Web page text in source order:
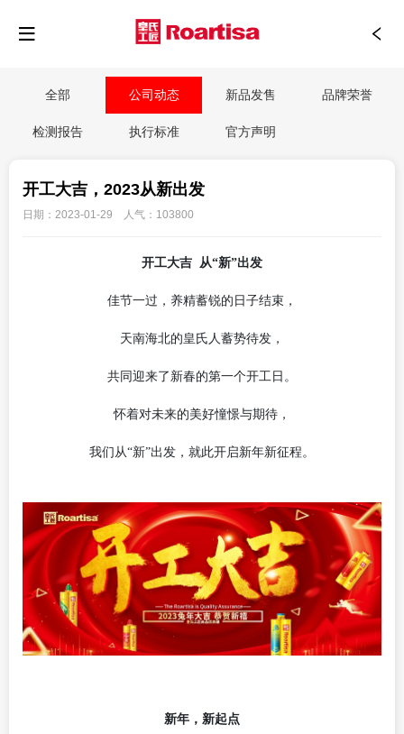
全部 公司动态 新品发售 品牌荣誉
检测报告 执行标准 官方声明
开工大吉，2023从新出发
日期：2023-01-29 人气：103800
开工大吉 从“新”出发
佳节一过，养精蓄锐的日子结束，
天南海北的皇氏人蓄势待发，
共同迎来了新春的第一个开工日。
怀着对未来的美好憧憬与期待 ，
我们 从“新”出发， 就此开启新年新征程。
新年，新起点